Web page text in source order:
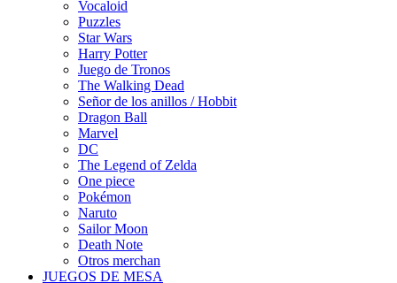
Vocaloid
Puzzles
Star Wars
Harry Potter
Juego de Tronos
The Walking Dead
Señor de los anillos / Hobbit
Dragon Ball
Marvel
DC
The Legend of Zelda
One piece
Pokémon
Naruto
Sailor Moon
Death Note
Otros merchan
JUEGOS DE MESA